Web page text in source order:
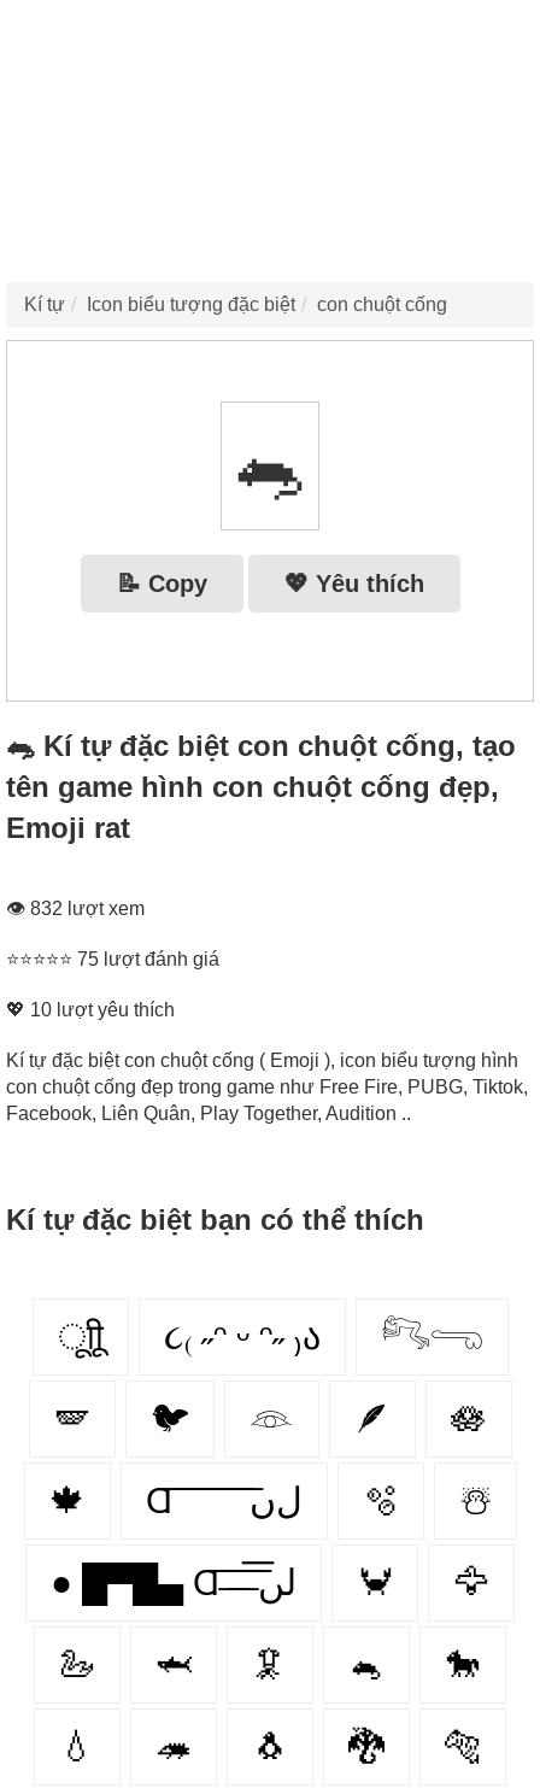
Kí tự Icon biểu tượng đặc biệt con chuột cống
🐀
📝 Copy 💖 Yêu thích
🐀 Kí tự đặc biệt con chuột cống, tạo
tên game hình con chuột cống đẹp,
Emoji rat
👁 832 lượt xem
⭐⭐⭐⭐⭐ 75 lượt đánh giá
💖 10 lượt yêu thích
Kí tự đặc biệt con chuột cống ( Emoji ), icon biểu tượng hình
con chuột cống đẹp trong game như Free Fire, PUBG, Tiktok,
Facebook, Liên Quân, Play Together, Audition ..
Kí tự đặc biệt bạn có thể thích
ूाीू ૮₍ ˶ᵔ ᵕ ᵔ˶ ₎ა 𓀐𓂸
🪽 🐦 𓁻 🪶 🪷
🍁 Ɑ͞ ͞ ͞ ͞ ͞ ͞ ͞ ͞ لﮞ 🫧 ☃️
● █▀█▄ Ɑ͞ ̶͞ ̶͞ ̶͞ لں͞ 🦀 🦅
🦢 🦈 🦑 🐁 🐎
💧 🦔 🐧 🐉 🐅